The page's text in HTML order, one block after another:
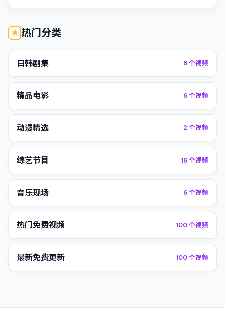
热门分类
日韩剧集 6个视频
精品电影 6个视频
动漫精选 2 个视频
综艺节目 16个视频
音乐现场 6个视频
热门免费视频 100个视频
最新免费更新 100个视频